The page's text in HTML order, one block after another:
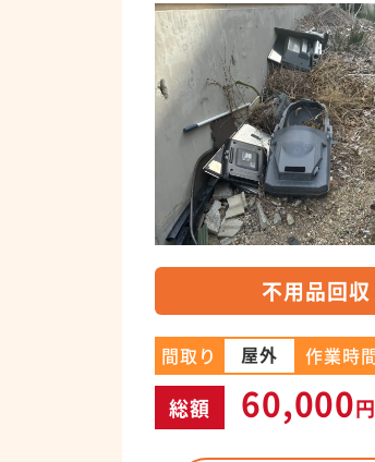
不用品回収
間取り 屋外 作業時
総額 60,000円